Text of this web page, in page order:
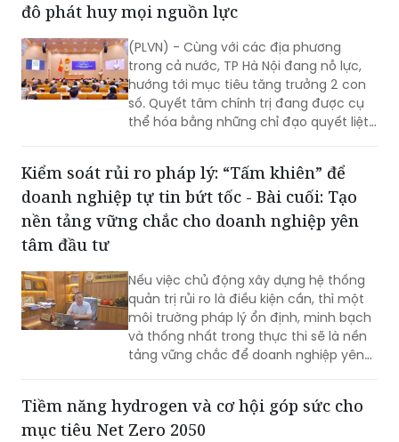
đô phát huy mọi nguồn lực
(PLVN) - Cùng với các địa phương
trong cả nước, TP Hà Nội đang nỗ lực,
hướng tới mục tiêu tăng trưởng 2 con
số. Quyết tâm chính trị đang được cụ
thể hóa bằng những chỉ đạo quyết liệt,
động lực quan trọng để TP khơi dậy
khát vọng tăng trưởng, cũng là nền
tảng để Thủ đô phát huy mọi nguồn
lực, tạo đà bứt phá trong giai đoạn
Kiểm soát rủi ro pháp lý: “Tấm khiên” để
doanh nghiệp tự tin bứt tốc - Bài cuối: Tạo
nền tảng vững chắc cho doanh nghiệp yên
tâm đầu tư
Nếu việc chủ động xây dựng hệ thống
quản trị rủi ro là điều kiện cần, thì một
môi trường pháp lý ổn định, minh bạch
và thống nhất trong thực thi sẽ là nền
tảng vững chắc để doanh nghiệp yên
doanh nghiệp, việc tiếp tục hoàn thiện
thể chế, tăng tính dự báo và thống
Tiềm năng hydrogen và cơ hội góp sức cho
mục tiêu Net Zero 2050